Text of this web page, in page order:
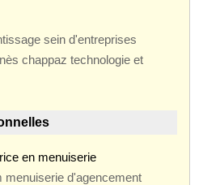
sein d'entreprises
chappaz technologie et
en menuiserie
d'agencement